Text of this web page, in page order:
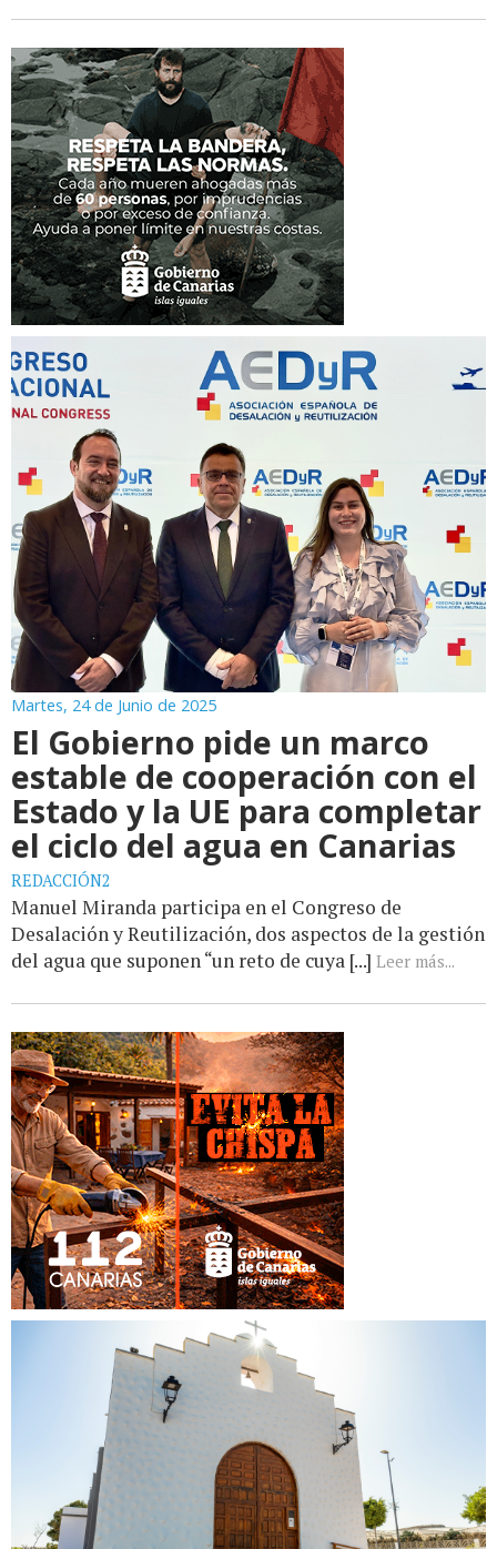
Martes, 24 de Junio de 2025
El Gobierno pide un marco
estable de cooperación con el
Estado y la UE para completar
el ciclo del agua en Canarias
REDACCIÓN2
Manuel Miranda participa en el Congreso de
Desalación y Reutilización, dos aspectos de la gestión
del agua que suponen “un reto de cuya [...] Leer más...